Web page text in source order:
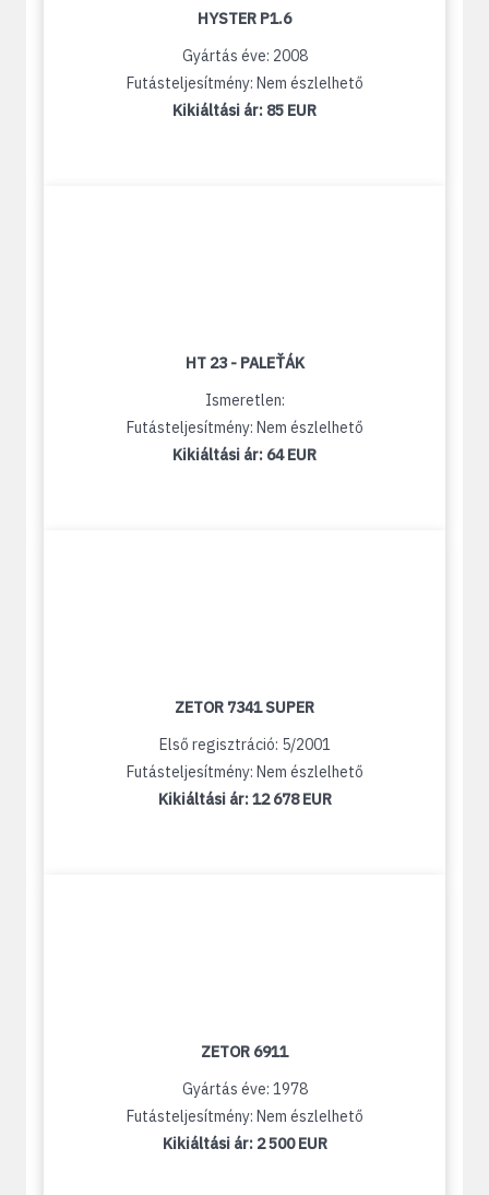
HYSTER P1.6
Gyártás éve: 2008
Futásteljesítmény: Nem észlelhető
Kikiáltási ár: 85 EUR
HT 23 - PALEŤÁK
Ismeretlen:
Futásteljesítmény: Nem észlelhető
Kikiáltási ár: 64 EUR
ZETOR 7341 SUPER
Első regisztráció: 5/2001
Futásteljesítmény: Nem észlelhető
Kikiáltási ár:12 678 EUR
ZETOR 6911
Gyártás éve: 1978
Futásteljesítmény: Nem észlelhető
Kikiáltási ár: 2 500 EUR